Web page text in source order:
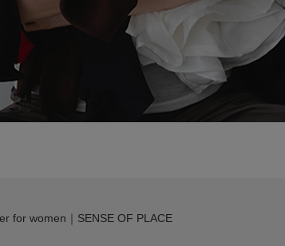
for women｜SENSE OF PLACE